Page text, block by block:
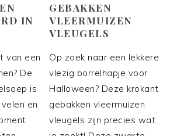
IN
van een
De
is
en
GEBAKKEN
VLEERMUIZEN
VLEUGELS
Op zoek naar een lekkere
vlezig borrelhapje voor
Halloween? Deze krokant
gebakken vleermuizen
vleugels zijn precies wat